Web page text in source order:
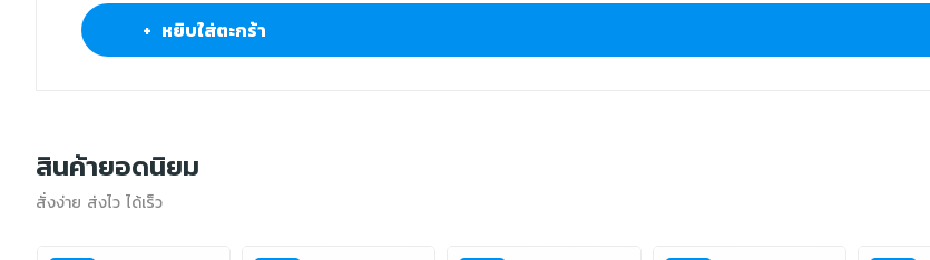
+ หยิบใส่ตะกร้า
สินค้ายอดนิยม
สั่งง่าย ส่งไว ได้เร็ว